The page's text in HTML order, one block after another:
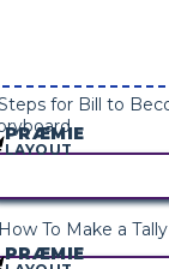
PRÆMIE
LAYOUT
PRÆMIE